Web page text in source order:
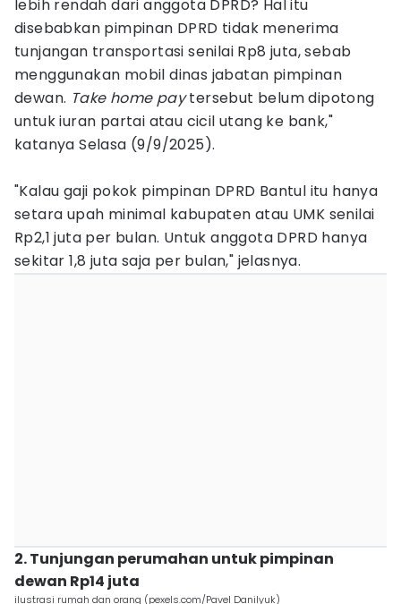
lebih rendah dari anggota DPRD? Hal itu
disebabkan pimpinan DPRD tidak menerima
tunjangan transportasi senilai Rp8 juta, sebab
menggunakan mobil dinas jabatan pimpinan
dewan. Take home paytersebut belum dipotong
untuk iuran partai atau cicil utang ke bank,"
katanya Selasa (9/9/2025).
‎"Kalau gaji pokok pimpinan DPRD Bantul itu hanya
setara upah minimal kabupaten atau UMK senilai
Rp2,1 juta per bulan. Untuk anggota DPRD hanya
sekitar 1,8 juta saja per bulan," jelasnya.
2. Tunjungan perumahan untuk pimpinan
dewan Rp14 juta
ilustrasi rumah dan orang (pexels.com/Pavel Danilyuk)